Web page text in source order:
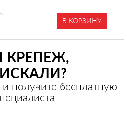
В КОРЗИНУ
КРЕПЕЖ,
и получите бесплатную